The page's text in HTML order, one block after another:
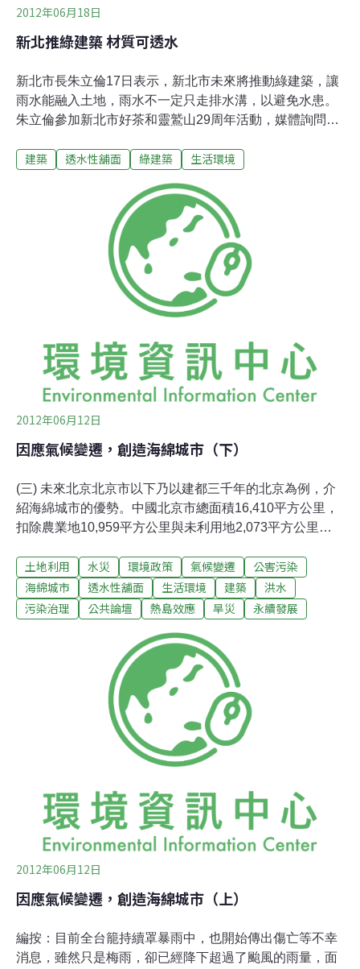
2012年06月18日
新北推綠建築 材質可透水
新北市長朱立倫17日表示，新北市未來將推動綠建築，讓
雨水能融入土地，雨水不一定只走排水溝，以避免水患。
朱立倫參加新北市好茶和靈鷲山29周年活動，媒體詢問新
情。朱立倫回應說，市府通報都很迅速，防災中心都會將
心保持密切聯繫，有必要就隨時到各個災區勘災。每一天
都會做好防災準備工作。像前天的防災，市府都迅速動
員，遇災害馬上勘查因應。至於農損，只要有受到災害影
響，農業局都會支持補助。朱立倫表示，新北市未來將推
動綠建築，讓雨水能融入土地，雨水不一定只走排水溝。
朱立倫跟靈鷲山心道法師對話時，提到最近豪雨造成的淹
水問題，他說，雙北這兩天的雨，下得大又急，排水溝來
以後的綠建築應使用透水材質而不是水泥，庭園等公共空
間也可多用綠建築材質，讓大地土壤也可涵養水分，吸
建築 透水性舖面 綠建築 生活環境
2012年06月12日
因應氣候變遷，創造海綿城市（下）
(三) 未來北京北京市以下乃以建都三千年的北京為例，介
紹海綿城市的優勢。中國北京市總面積16,410平方公里，
扣除農業地10,959平方公里與未利用地2,073平方公里，
市。北京市在2008年舉辦奧運，當時已將該城市改造為非
常現代先進的城市。但是，2011年6月23日的一場大雷
雨，雷雨強度達到每小時128公釐，多處地點日降雨量超
過100公釐，超過排水系統的處理能力，即是每小時降雨
量36到45公釐，結果是道路變成河川，配合下班高峰，大
淹水也同時造成交通大癱瘓。顯示，人口密集的北京，綠
地多在外圍，建築與道路建設密集，透水與排水不順，無
法快速處理大豪雨的積水。假設北京市內超過6千萬平方
公尺面積的道路，均鋪設高承載高透水鋪面，其最大優勢
是省去兩側排水溝，雨水直接進入碎石層。譬如每一平米
有100個孔洞排水，則62.7百萬平方公尺面積的道路表面
土地利用 水災 環境政策 氣候變遷
公害污染
海綿城市
透水性舖面 生活環境 建築
洪水
污染治理
公共論壇 熱島效應 旱災 永續發展
2012年06月12日
因應氣候變遷，創造海綿城市（上）
編按：目前全台籠持續罩暴雨中，也開始傳出傷亡等不幸
消息，雖然只是梅雨，卻已經降下超過了颱風的雨量，面